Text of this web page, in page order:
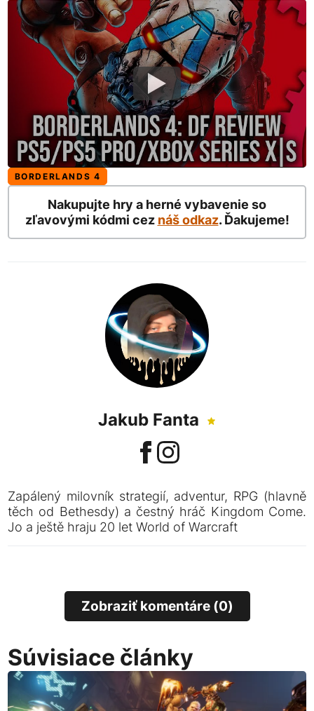
BORDERLANDS 4
Nakupujte hry a herné vybavenie so
zľavovými kódmi cez náš odkaz. Ďakujeme!
Jakub Fanta
Zapálený milovník strategií, adventur, RPG (hlavně
těch od Bethesdy) a čestný hráč Kingdom Come.
Jo a ještě hraju 20 let World of Warcraft
Zobraziť komentáre (0)
Súvisiace články